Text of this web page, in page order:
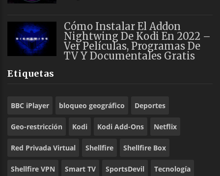
Cómo Instalar El Addon
Nightwing De Kodi En 2022 –
Ver Películas, Programas De
TV Y Documentales Gratis
Etiquetas
BBC iPlayer bloqueo geográfico Deportes
Geo-restricción Kodi Kodi Add-Ons Netflix
Red Privada Virtual Shellfire Shellfire Box
Shellfire VPN Smart TV SportsDevil Tecnología